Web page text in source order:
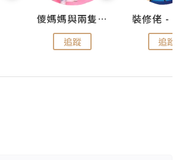
儍媽媽與兩隻小魔怪之家
追蹤 追蹤